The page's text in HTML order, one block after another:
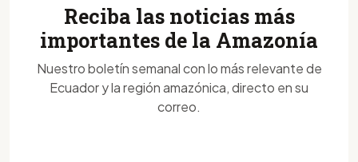
Reciba las noticias más
importantes de la Amazonía
Nuestro boletín semanal con lo más relevante de
Ecuador y la región amazónica, directo en su
correo.